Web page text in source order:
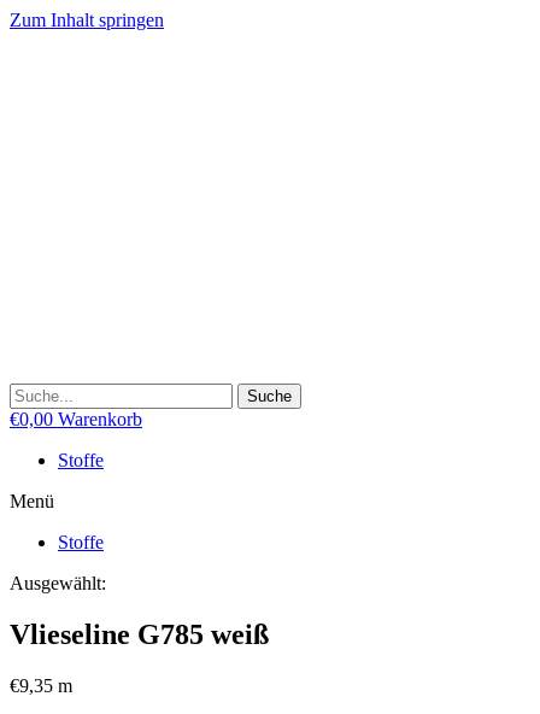
Zum Inhalt springen
Suche
€0,00 Warenkorb
Stoffe
Menü
Stoffe
Ausgewählt:
Vlieseline G785 weiß
€9,35 m